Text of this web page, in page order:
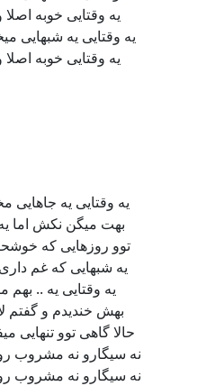
یه وقتایی خوبه
یه وقتایی یه شبهایی
یه وقتایی خوبه
یه وقتایی یه جاهایی
بهت میگن نکش اما
توو روزهایی که
یه شبهایی که غم
یه وقتایی یه ..
بهش خندیدم و گفتم
حالا گاهی توو
نه سیگارو نه مشروب
نه سیگارو نه مشروب